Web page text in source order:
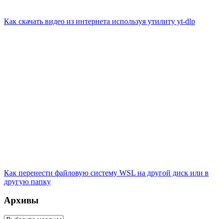
Как скачать видео из интернета используя утилиту yt-dlp
Как перенести файловую систему WSL на другой диск или в
другую папку
Архивы